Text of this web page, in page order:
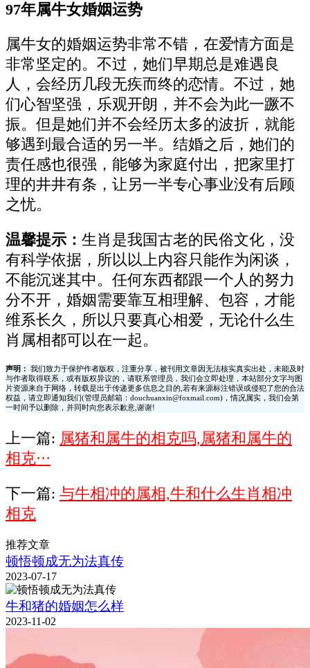
97年属牛女婚姻运势
属牛女的婚姻运势非常不错，在爱情方面是
非常坚定的。不过，她们早期总是难遇良
人，会经历几段无疾而终的恋情。不过，她
们心智坚强，乐观开朗，并不会为此一蹶不
振。但是她们并不会经历太多的波折，就能
够遇到最合适的另一半。结婚之后，她们的
责任感也很强，能够为家庭付出，把家里打
理的井井有条，让另一半专心事业没有后顾
之忧。
温馨提示： 生肖是我国古老的民俗文化，没
有科学依据，所以以上内容只能作为闲谈，
不能沉迷其中。任何东西都跟一个人的努力
分不开，婚姻需要靠互相理解、包容，才能
维系长久，所以只要真心相爱，无论什么生
肖属相都可以在一起。
声明：
我们致力于保护作者版权，注重分享，被刊用文章因无法核实真实出处，未能及时
与作者取得联系，或有版权异议的，请联系管理员，我们会立即处理，本站部分文字与图
片资源来自于网络，转载是出于传递更多信息之目的,若有来源标注错误或侵犯了您的合法
权益，请立即通知我们(管理员邮箱：douchuanxin@foxmail.com)，情况属实，我们会第
一时间予以删除，并同时向您表示歉意,谢谢!
上一篇: 属猪和属牛的相克吗,属猪和属牛的
相克···
下一篇: 与牛相冲的属相,牛和什么生肖相冲
相克
推荐文章
顿悟顿成无为法真传
2023-07-17
牛和猪的婚姻怎么样
2023-11-02